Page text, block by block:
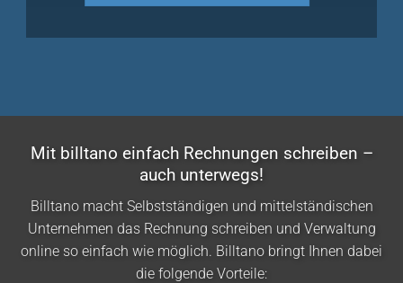
Mit billtano einfach Rechnungen schreiben –
auch unterwegs!
Billtano macht Selbstständigen und mittelständischen
Unternehmen das Rechnung schreiben und Verwaltung
online so einfach wie möglich. Billtano bringt Ihnen dabei
die folgende Vorteile: